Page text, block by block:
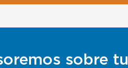
sobre tu